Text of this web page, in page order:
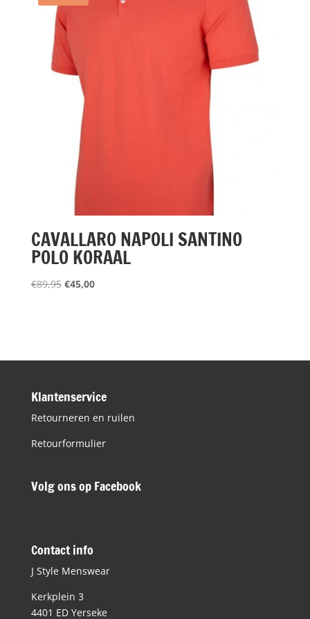
CAVALLARO NAPOLI SANTINO
POLO KORAAL
€89,95 Oorspronkelijke
€45,00Huidige
Klantenservice
Retourneren en ruilen
Retourformulier
Volg ons op Facebook
Contact info
J Style Menswear
Kerkplein 3
4401 ED Yerseke